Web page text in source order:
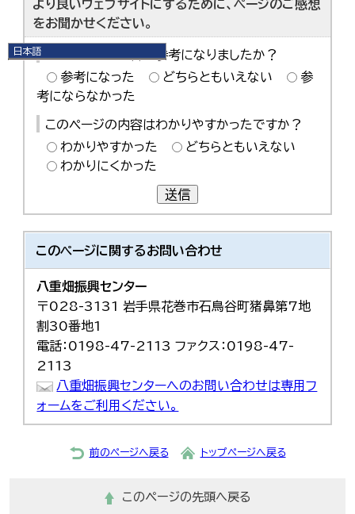
日本語
English
한국어
繁體中文
より良いウェブサイトにするために、ページのご感想
をお聞かせください。
このページの内容は参考になりましたか？
参考になった
どちらともいえない
参
考にならなかった
このページの内容はわかりやすかったですか？
わかりやすかった
どちらともいえない
わかりにくかった
送信
このページに関するお問い合わせ
八重畑振興センター
〒028-3131 岩手県花巻市石鳥谷町猪鼻第7地
割30番地1
電話：0198-47-2113 ファクス：0198-47-
2113
八重畑振興センターへのお問い合わせは専用フ
ォームをご利用ください。
前のページへ戻る トップページへ戻る
このページの先頭へ戻る